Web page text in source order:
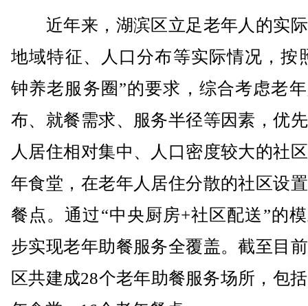
近年来，湖滨区立足老年人的实
地域特征、人口分布等实际情况，按
钟养老服务圈”的要求，综合考虑老
布、就餐需求、服务半径等因素，优
人居住相对集中、人口密度较大的社
年食堂，在老年人居住分散的社区设
餐点。通过“中央厨房+社区配送”的
步实现老年助餐服务全覆盖。截至目
区共建成28个老年助餐服务场所，包